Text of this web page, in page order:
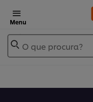
Menu
O que procura?